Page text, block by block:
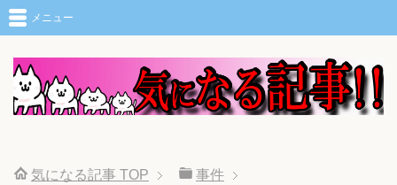
メニュー
気になる記事 TOP 事件